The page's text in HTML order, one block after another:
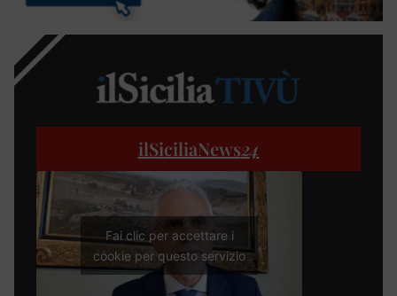
ilSiciliaNews24
Fai clic per accettare i
cookie per questo servizio